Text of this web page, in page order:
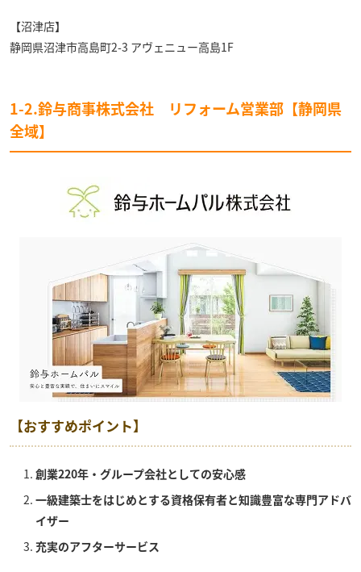
【沼津店】
静岡県沼津市高島町2-3 アヴェニュー高島1F
1-2.鈴与商事株式会社 リフォーム営業部【静岡県
全域】
【おすすめポイント】
創業220年・グループ会社としての安心感
一級建築士をはじめとする資格保有者と知識豊富な専門アドバ
イザー
充実のアフターサービス